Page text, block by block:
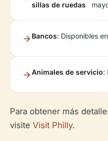
sillas de ruedas
Bancos: Disponibles
Animales de servicio:
Para obtener más
visite Visit Philly.